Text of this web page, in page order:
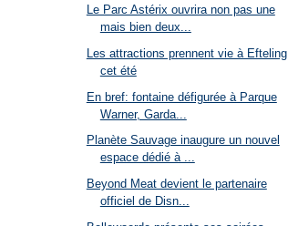
Le Parc Astérix ouvrira non pas une
mais bien deux...
Les attractions prennent vie à Efteling
cet été
En bref: fontaine défigurée à Parque
Warner, Garda...
Planète Sauvage inaugure un nouvel
espace dédié à ...
Beyond Meat devient le partenaire
officiel de Disn...